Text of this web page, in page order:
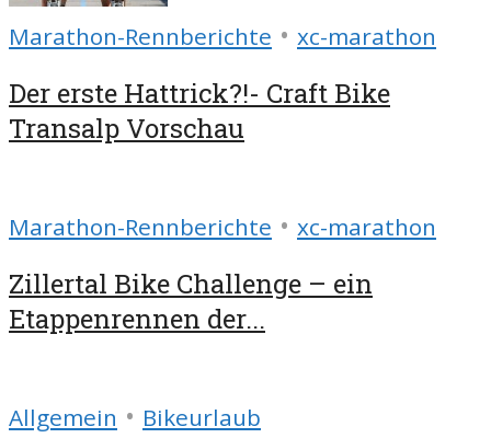
Marathon-Rennberichte • xc-marathon
Der erste Hattrick?!- Craft Bike
Transalp Vorschau
Marathon-Rennberichte • xc-marathon
Zillertal Bike Challenge – ein
Etappenrennen der...
Allgemein • Bikeurlaub